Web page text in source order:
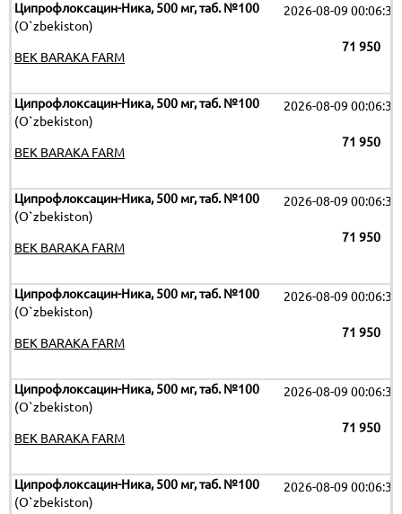
Ципрофлоксацин-Ника, 500 мг, таб. №100
(O`zbekiston)
2026-08-09 00:06:32
71 950
BEK BARAKA FARM
Ципрофлоксацин-Ника, 500 мг, таб. №100
(O`zbekiston)
2026-08-09 00:06:32
71 950
BEK BARAKA FARM
Ципрофлоксацин-Ника, 500 мг, таб. №100
(O`zbekiston)
2026-08-09 00:06:32
71 950
BEK BARAKA FARM
Ципрофлоксацин-Ника, 500 мг, таб. №100
(O`zbekiston)
2026-08-09 00:06:32
71 950
BEK BARAKA FARM
Ципрофлоксацин-Ника, 500 мг, таб. №100
(O`zbekiston)
2026-08-09 00:06:32
71 950
BEK BARAKA FARM
Ципрофлоксацин-Ника, 500 мг, таб. №100
(O`zbekiston)
2026-08-09 00:06:32